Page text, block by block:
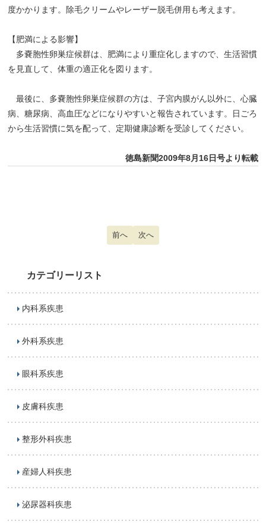
度かかります。除毛クリームやレーザー脱毛併用も考えます。
【肥満による影響】
多嚢胞性卵巣症候群は、肥満により重症化しますので、生活習慣
を見直して、体重の適正化を図ります。
最後に、多嚢胞性卵巣症候群の方は、子宮内膜がん以外に、心臓
病、糖尿病、高血圧などになりやすいと報告されています。日ごろ
から生活習慣に気を配って、定期健康診断を受診してください。
徳島新聞2009年8月16日号より転載
前の記事へ: 脳脊髄液減少症
前へ 次の記事へ: 臍ヘルニア
次へ
カテゴリーリスト
内科系疾患
外科系疾患
眼科系疾患
皮膚科疾患
整形外科疾患
産婦人科疾患
泌尿器科疾患